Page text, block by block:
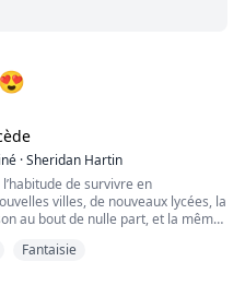
😍
·Sheridan Hartin
de survivre en
villes, de nouveaux lycées, la
au bout de nulle part, et la même
son rêve de hockey. Faire taire
Fantaisie